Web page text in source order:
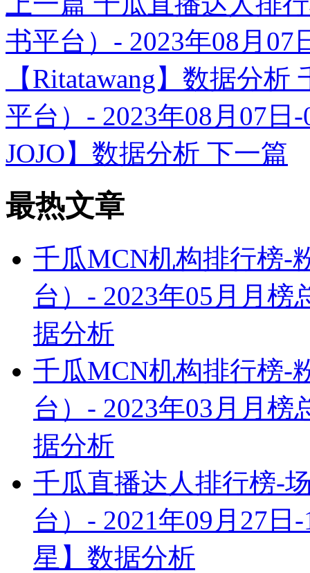
书平台）- 2023年08月07
【Ritatawang】数据分析
平台）- 2023年08月07日
JOJO】数据分析 下一篇
最热文章
千瓜MCN机构排行榜-
台）- 2023年05月月
据分析
千瓜MCN机构排行榜-
台）- 2023年03月月
据分析
千瓜直播达人排行榜-
台）- 2021年09月27
星】数据分析